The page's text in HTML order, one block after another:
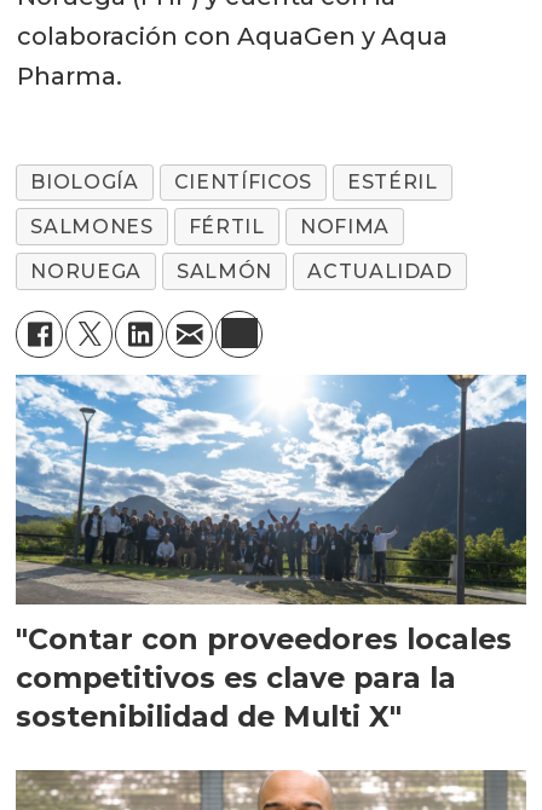
colaboración con AquaGen y Aqua
Pharma.
BIOLOGÍA CIENTÍFICOS
ESTÉRIL
SALMONES
FÉRTIL
NOFIMA
NORUEGA
SALMÓN ACTUALIDAD
"Contar con proveedores locales
competitivos es clave para la
sostenibilidad de Multi X"